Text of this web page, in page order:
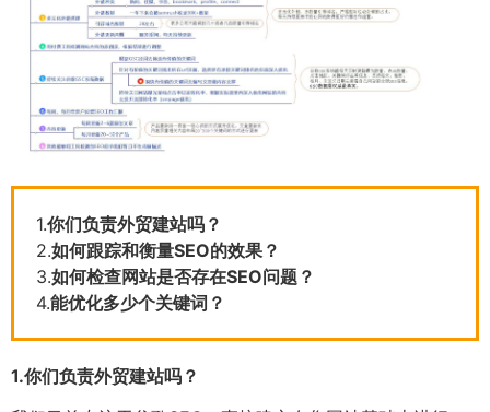
1.你们负责外贸建站吗？
2.如何跟踪和衡量SEO的效果？
3.如何检查网站是否存在SEO问题？
4.能优化多少个关键词？
1.你们负责外贸建站吗？